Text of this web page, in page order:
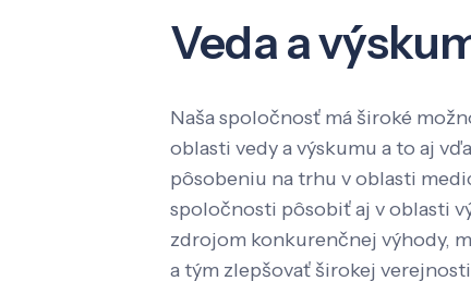
Veda a
Naša spoločnosť má široké
oblasti vedy a výskumu a to aj
pôsobeniu na trhu v oblasti
spoločnosti pôsobiť aj v oblasti
zdrojom konkurenčnej výhody,
a tým zlepšovať širokej